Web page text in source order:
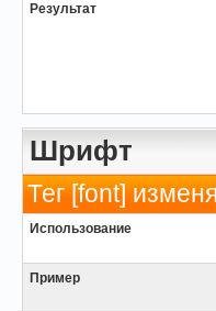
Результат
Шрифт
Тег [font]
Использование
Пример